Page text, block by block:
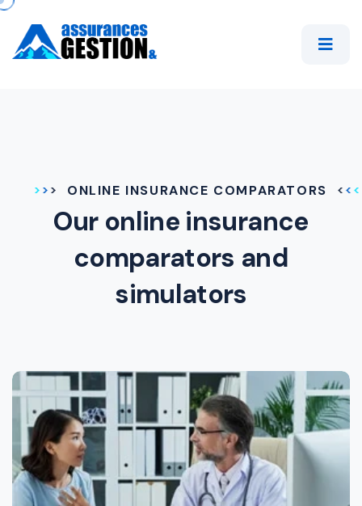
ONLINE INSURANCE COMPARATORS
Our online insurance
comparators and
simulators